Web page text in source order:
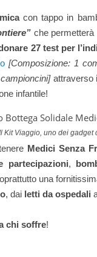
con tappo in
che permetterà
27 test per
[Composizione: 1
attraverso
infantile!
Kit Viaggio, uno dei gadget
Medici Senza
partecipazioni,
una
, dai letti da ospedali
chi soffre!